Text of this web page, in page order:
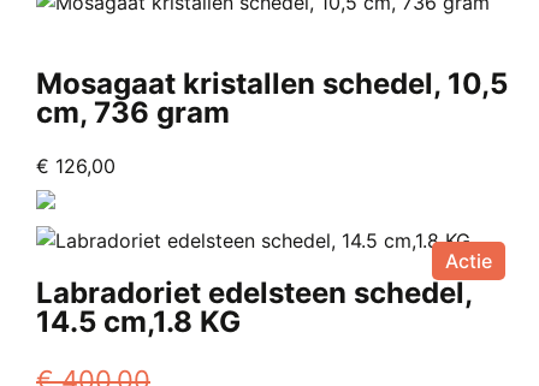
€ 325,00.€ 211,00.
Mosagaat kristallen schedel, 10,5
cm, 736 gram
€ 126,00
Actie
Labradoriet edelsteen schedel,
14.5 cm,1.8 KG